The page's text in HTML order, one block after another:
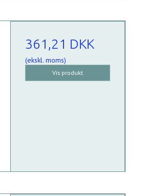
361,21 DKK
(ekskl. moms)
Vis produkt